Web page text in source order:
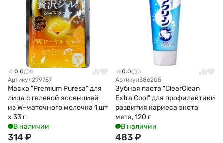
0.0
0
Артикул299757
Маска "Premium Puresa" для
лица с гелевой эссенцией
из W-маточного молочка 1 шт
х 33 г
В наличии
314₽
0.0
0
Артикул386205
Зубная паста "ClearClean
Extra Cool" для профилактики
развития кариеса экста
мята, 120 г
В наличии
483₽